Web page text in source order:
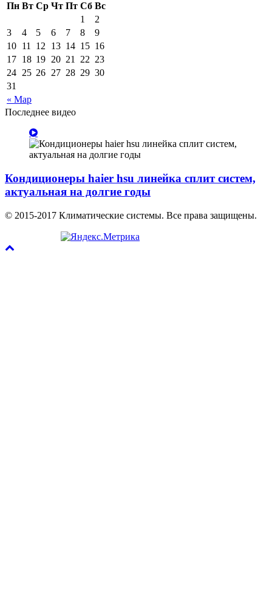
Пн Вт Ср Чт Пт Сб Вс
« Мар
1
2
3
4 5 6 7 8
9
10 11 12 13 14 15 16
17 18 19 20 21 22 23
24 25 26 27 28 29 30
31
Последнее видео
Кондиционеры haier hsu линейка сплит систем,
актуальная на долгие годы
© 2015-2017 Климатические системы. Все права защищены.